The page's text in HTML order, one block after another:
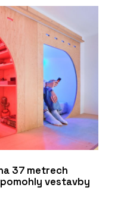
37 metrech
vestavby